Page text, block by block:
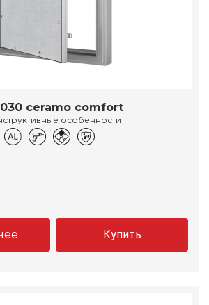
ceramo comfort
особенности
Купить